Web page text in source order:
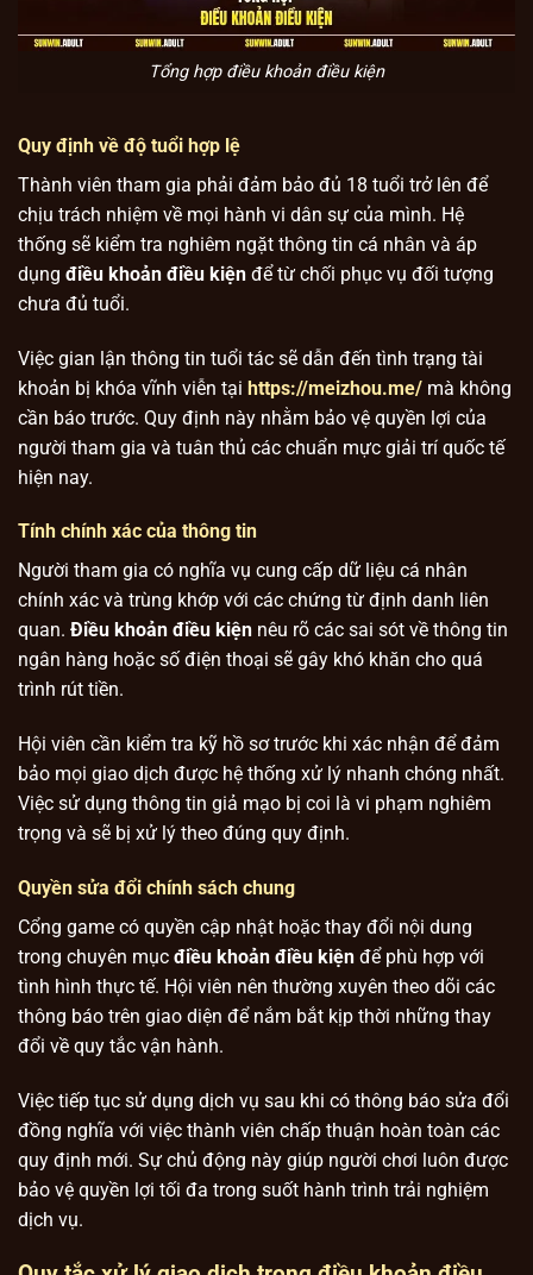
Tổng hợp điều khoản điều kiện
Quy định về độ tuổi hợp lệ
Thành viên tham gia phải đảm bảo đủ 18 tuổi trở lên để
chịu trách nhiệm về mọi hành vi dân sự của mình. Hệ
thống sẽ kiểm tra nghiêm ngặt thông tin cá nhân và áp
dụng điều khoản điều kiện để từ chối phục vụ đối tượng
chưa đủ tuổi.
Việc gian lận thông tin tuổi tác sẽ dẫn đến tình trạng tài
khoản bị khóa vĩnh viễn tại https://meizhou.me/ mà không
cần báo trước. Quy định này nhằm bảo vệ quyền lợi của
người tham gia và tuân thủ các chuẩn mực giải trí quốc tế
hiện nay.
Tính chính xác của thông tin
Người tham gia có nghĩa vụ cung cấp dữ liệu cá nhân
chính xác và trùng khớp với các chứng từ định danh liên
quan. Điều khoản điều kiện nêu rõ các sai sót về thông tin
ngân hàng hoặc số điện thoại sẽ gây khó khăn cho quá
trình rút tiền.
Hội viên cần kiểm tra kỹ hồ sơ trước khi xác nhận để đảm
bảo mọi giao dịch được hệ thống xử lý nhanh chóng nhất.
Việc sử dụng thông tin giả mạo bị coi là vi phạm nghiêm
trọng và sẽ bị xử lý theo đúng quy định.
Quyền sửa đổi chính sách chung
Cổng game có quyền cập nhật hoặc thay đổi nội dung
trong chuyên mục điều khoản điều kiện để phù hợp với
tình hình thực tế. Hội viên nên thường xuyên theo dõi các
thông báo trên giao diện để nắm bắt kịp thời những thay
đổi về quy tắc vận hành.
Việc tiếp tục sử dụng dịch vụ sau khi có thông báo sửa đổi
đồng nghĩa với việc thành viên chấp thuận hoàn toàn các
quy định mới. Sự chủ động này giúp người chơi luôn được
bảo vệ quyền lợi tối đa trong suốt hành trình trải nghiệm
dịch vụ.